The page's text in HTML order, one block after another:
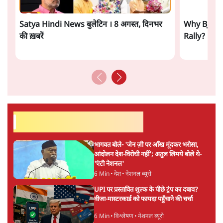
अमिता नीरव
की और स्टोरी पढ़ें
अगली खबर लोड हो रही है...
ताजा खबरें
Amit Shah कब आएंगे Parliament?
Shravan Garg का बड़ा दावा